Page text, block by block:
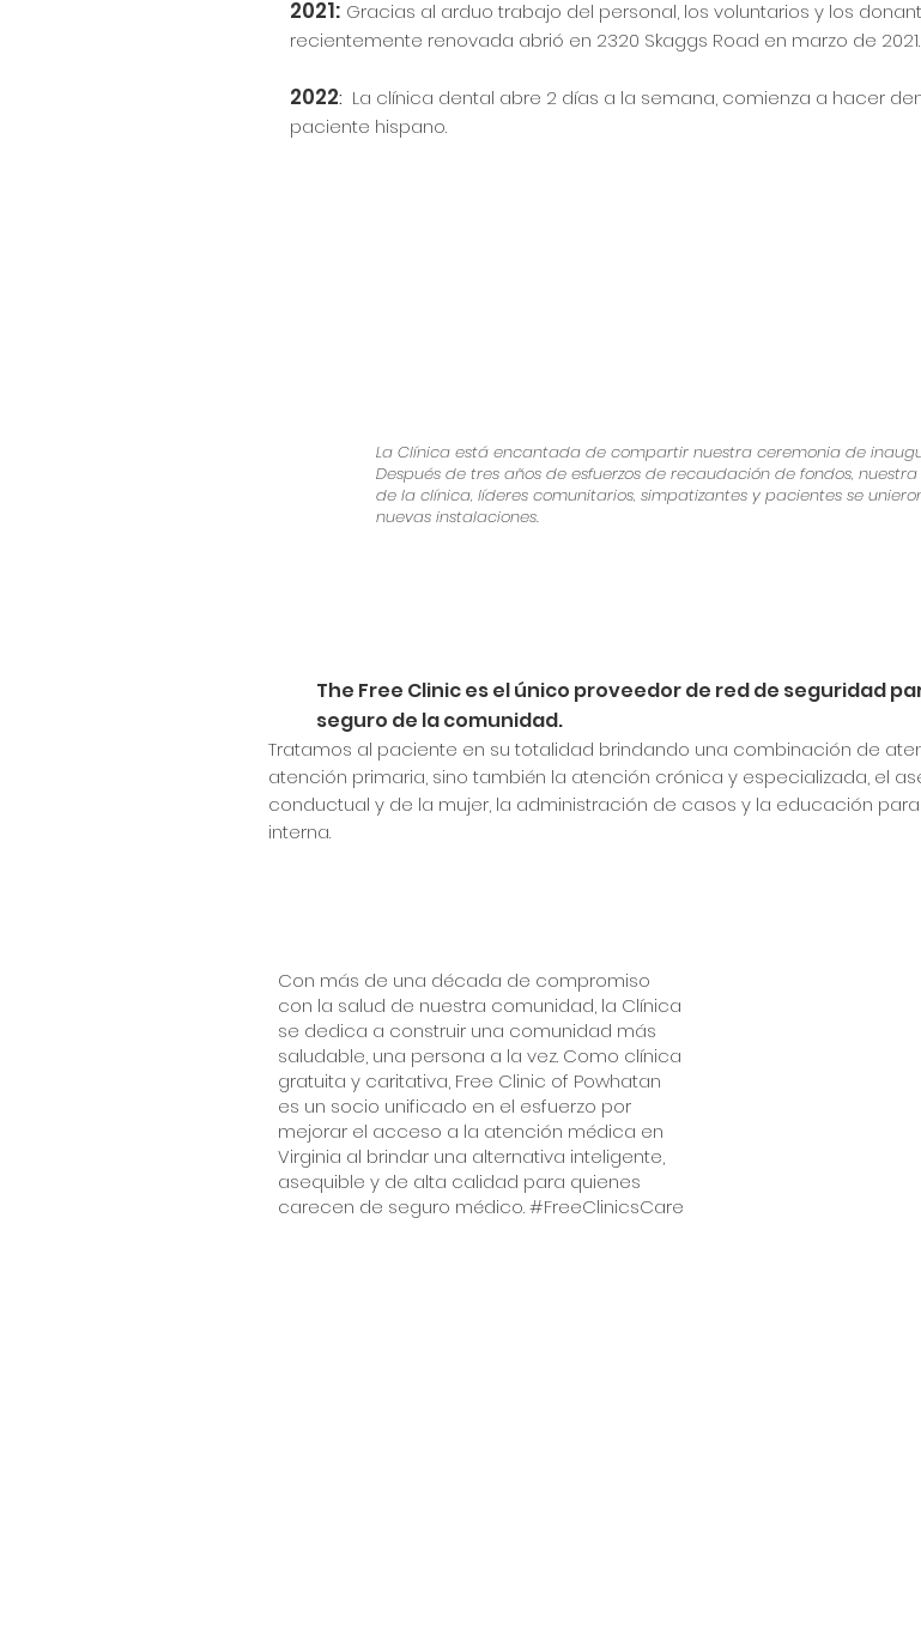
2021: Gracias al arduo trabajo del personal, los voluntarios y los
recientemente renovada abrió en 2320 Skaggs Road en marzo de 2021.
2022: La clínica dental abre 2 días a la semana, comienza a hacer
paciente hispano.
La Clínica está encantada de compartir nuestra ceremonia de
Después de tres años de esfuerzos de recaudación de fondos,
de la clínica, líderes comunitarios, simpatizantes y pacientes se
nuevas instalaciones.
The Free Clinic es el único proveedor de red de seguridad
seguro de la comunidad.
Tratamos al paciente en su totalidad brindando una combinación de
atención primaria, sino también la atención crónica y especializada, el
conductual y de la mujer, la administración de casos y la educación
interna.
Con más de una década de compromiso
con la salud de nuestra comunidad, la Clínica
se dedica a construir una comunidad más
saludable, una persona a la vez. Como clínica
gratuita y caritativa, Free Clinic of Powhatan
es un socio unificado en el esfuerzo por
mejorar el acceso a la atención médica en
Virginia al brindar una alternativa inteligente,
asequible y de alta calidad para quienes
carecen de seguro médico. #FreeClinicsCare